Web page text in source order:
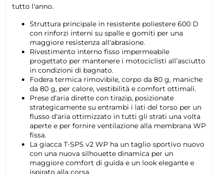
tutto l'anno.
Struttura principale in resistente poliestere 600 D
con rinforzi interni su spalle e gomiti per una
maggiore resistenza all'abrasione.
Rivestimento interno fisso impermeabile
progettato per mantenere i motociclisti all’asciutto
in condizioni di bagnato.
Fodera termica rimovibile, corpo da 80 g, maniche
da 80 g, per calore, vestibilità e comfort ottimali.
Prese d'aria dirette con tirazip, posizionate
strategicamente su entrambi i lati del torso per un
flusso d'aria ottimizzato in tutti gli strati una volta
aperte e per fornire ventilazione alla membrana WP
fissa.
La giacca T-SPS v2 WP ha un taglio sportivo nuovo
con una nuova silhouette dinamica per un
maggiore comfort di guida e un look elegante e
ispirato alla corsa.